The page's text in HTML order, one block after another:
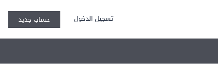
تسجيل الدخول حساب جديد